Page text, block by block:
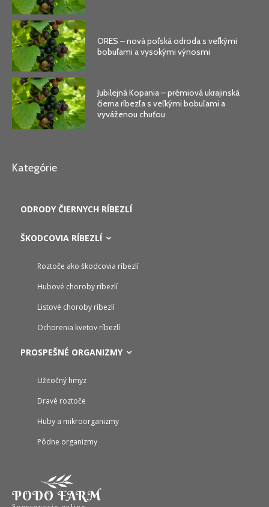
ORES – nová poľská odroda s veľkými
bobuľami a vysokými výnosmi
Jubilejná Kopania – prémiová ukrajinská
čierna ríbezľa s veľkými bobuľami a
vyváženou chuťou
Kategórie
ODRODY ČIERNYCH RÍBEZLÍ
ŠKODCOVIA RÍBEZLÍ
Roztoče ako škodcovia ríbezlí
Hubové choroby ríbezlí
Listové choroby ríbezlí
Ochorenia kvetov ríbezlí
PROSPEŠNÉ ORGANIZMY
Užitočný hmyz
Dravé roztoče
Huby a mikroorganizmy
Pôdne organizmy
PODO FARM